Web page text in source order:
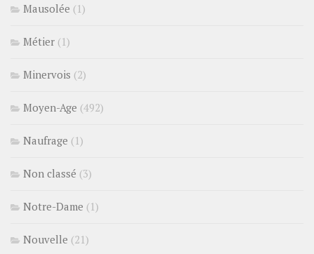
Mausolée (1)
Métier (1)
Minervois (2)
Moyen-Age (492)
Naufrage (1)
Non classé (3)
Notre-Dame (1)
Nouvelle (21)